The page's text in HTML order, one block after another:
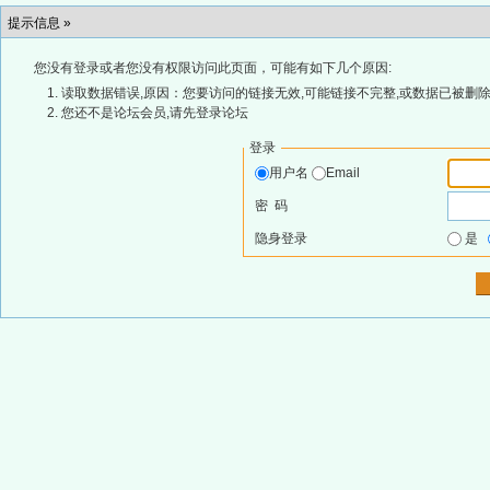
提示信息 »
您没有登录或者您没有权限访问此页面，可能有如下几个原因:
读取数据错误,原因：您要访问的链接无效,可能链接不完整,或数据已被删
您还不是论坛会员,请先登录论坛
登录
用户名
Email
密 码
隐身登录 是